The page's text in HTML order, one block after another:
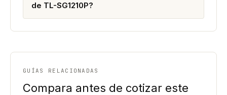
de TL-SG1210P?
GUÍAS RELACIONADAS
Compara antes de cotizar este